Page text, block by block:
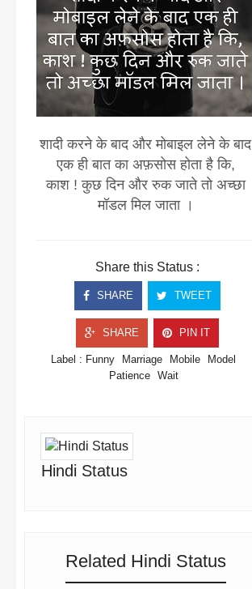
शादी करने के बाद और मोबाइल लेने के बाद
एक ही बात का अफ़सोस होता है कि,
काश ! कुछ दिन और रुक जाते तो अच्छा
मॉडल मिल जाता ।
Share this Status :
SHARE TWEET
SHARE PIN IT
Label : Funny Marriage Mobile
Model
Patience
Wait
Hindi Status
Related Hindi Status